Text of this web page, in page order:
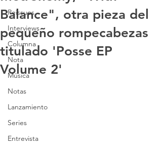
Reissues
Interviews
Columna
Nota
Música
Notas
Lanzamiento
Series
Entrevista
Balance", otra pieza del
pequeño rompecabezas
titulado 'Posse EP
Volume 2'